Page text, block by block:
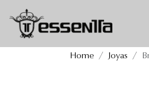
Brazaletes
Home Joyas